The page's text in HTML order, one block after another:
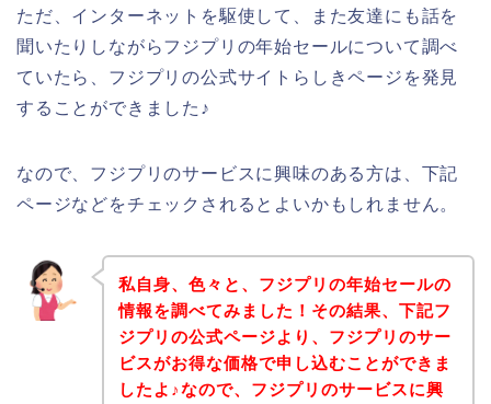
ただ、インターネットを駆使して、また友達にも話を
聞いたりしながらフジプリの年始セールについて調べ
ていたら、フジプリの公式サイトらしきページを発見
することができました♪
なので、フジプリのサービスに興味のある方は、下記
ページなどをチェックされるとよいかもしれません。
私自身、色々と、フジプリの年始セールの
情報を調べてみました！その結果、下記フ
ジプリの公式ページより、フジプリのサー
ビスがお得な価格で申し込むことができま
したよ♪なので、フジプリのサービスに興